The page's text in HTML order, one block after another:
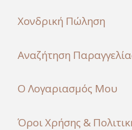
Χονδρική Πώληση
Αναζήτηση
Ο Λογαριασμός Μου
Όροι Χρήσης &